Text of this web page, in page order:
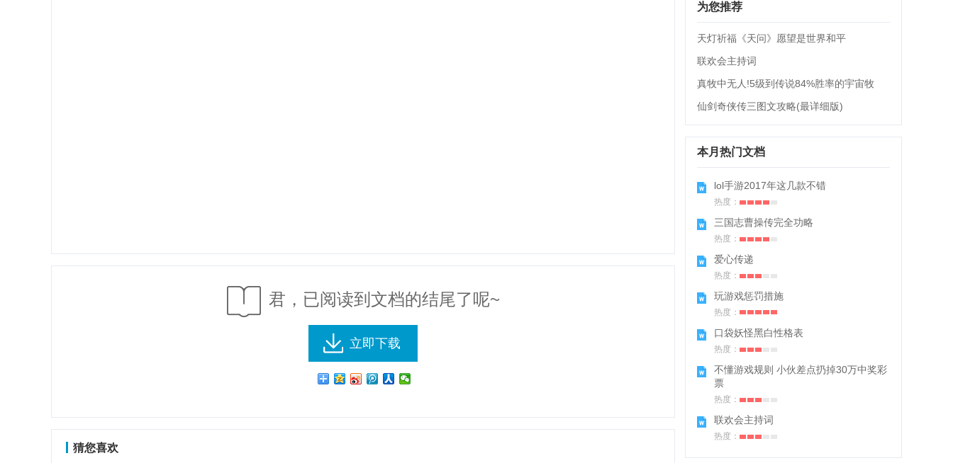
君，已阅读到文档的结尾了呢~
立即下载
猜您喜欢
为您推荐
天灯祈福《天问》愿望是世界和平
联欢会主持词
真牧中无人!5级到传说84%胜率的宇宙牧
仙剑奇侠传三图文攻略(最详细版)
本月热门文档
lol手游2017年这几款不错
热度：
三国志曹操传完全功略
热度：
爱心传递
热度：
玩游戏惩罚措施
热度：
口袋妖怪黑白性格表
热度：
不懂游戏规则 小伙差点扔掉30万中奖彩
票
热度：
联欢会主持词
热度：